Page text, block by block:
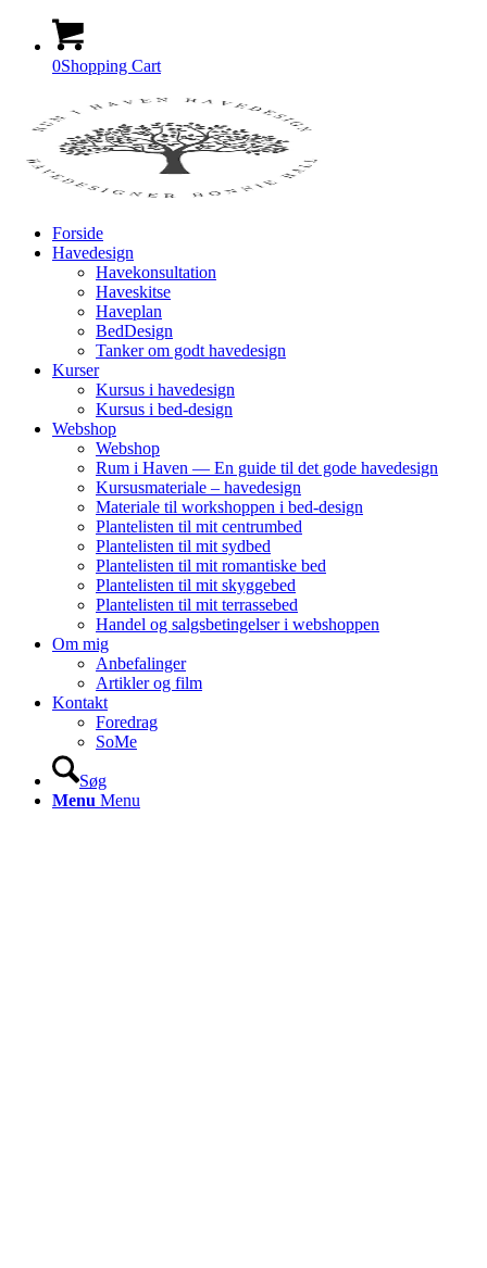
0Shopping Cart
Forside
Havedesign
Havekonsultation
Haveskitse
Haveplan
BedDesign
Tanker om godt havedesign
Kurser
Kursus i havedesign
Kursus i bed-design
Webshop
Webshop
Rum i Haven — En guide til det gode havedesign
Kursusmateriale – havedesign
Materiale til workshoppen i bed-design
Plantelisten til mit centrumbed
Plantelisten til mit sydbed
Plantelisten til mit romantiske bed
Plantelisten til mit skyggebed
Plantelisten til mit terrassebed
Handel og salgsbetingelser i webshoppen
Om mig
Anbefalinger
Artikler og film
Kontakt
Foredrag
SoMe
Søg
Menu Menu